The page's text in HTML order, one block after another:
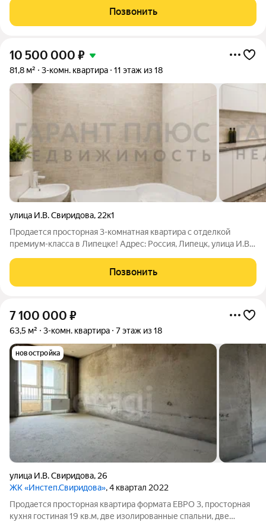
лифта - можно легко подняться с детской коляской)
Инфраструктура: школа № 34 и
Позвонить
10 500 000 ₽
81,8 м² 3-комн. квартира 11 этаж из 18
улица И.В. Свиридова, 22к1
Продается просторная 3-комнатная квартира с отделкой
премиум-класса в Липецке! Адрес: Россия, Липецк, улица И.В.
81,8 м - Жилая площадь: 46,1 м - Площадь кухни: 14,5 м - Комнат:
3
Позвонить
7 100 000 ₽
63,5 м² 3-комн. квартира 7 этаж из 18
новостройка
улица И.В. Свиридова, 26
ЖК «Инстеп.Свиридова», 4 квартал 2022
Продается просторная квартира формата ЕВРО 3, просторная
кухня гостиная 19 кв.м, две изолированные спальни, две